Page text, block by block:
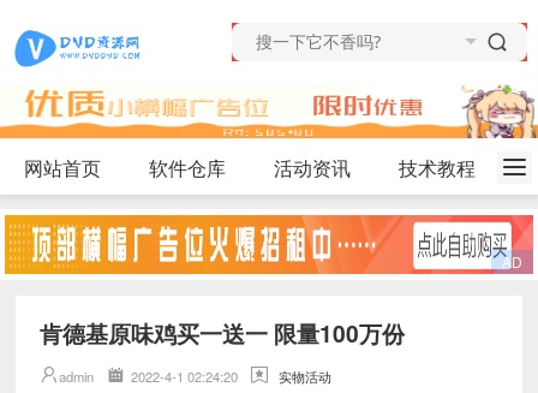
网站首页 软件仓库 活动资讯 技术教程
肯德基原味鸡买一送一 限量100万份
admin 2022-4-1 02:24:20 实物活动